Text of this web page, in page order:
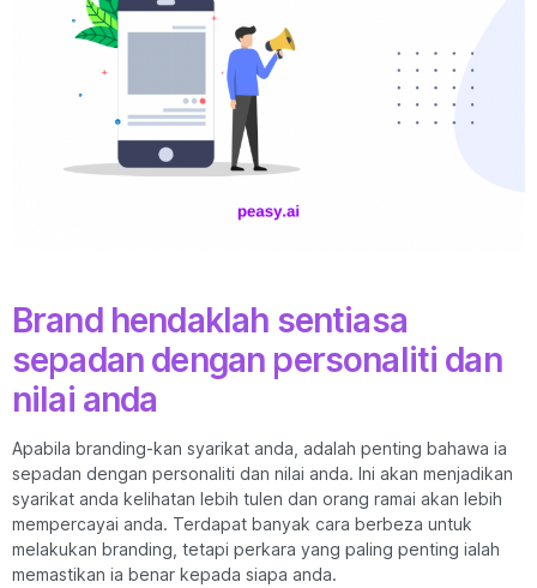
Brand hendaklah sentiasa
sepadan dengan personaliti dan
nilai anda
Apabila branding-kan syarikat anda, adalah penting bahawa ia
sepadan dengan personaliti dan nilai anda. Ini akan menjadikan
syarikat anda kelihatan lebih tulen dan orang ramai akan lebih
mempercayai anda. Terdapat banyak cara berbeza untuk
melakukan branding, tetapi perkara yang paling penting ialah
memastikan ia benar kepada siapa anda.